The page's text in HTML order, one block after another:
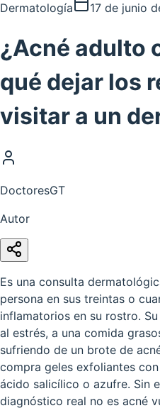
Dermatología 17 de junio
¿Acné adulto
qué dejar los
visitar a un
DoctoresGT
Autor
Es una consulta
persona en sus treintas o
inflamatorios en su rostro.
al estrés, a una comida
sufriendo de un brote de
compra geles exfoliantes
ácido salicílico o azufre. Sin
diagnóstico real no es acné